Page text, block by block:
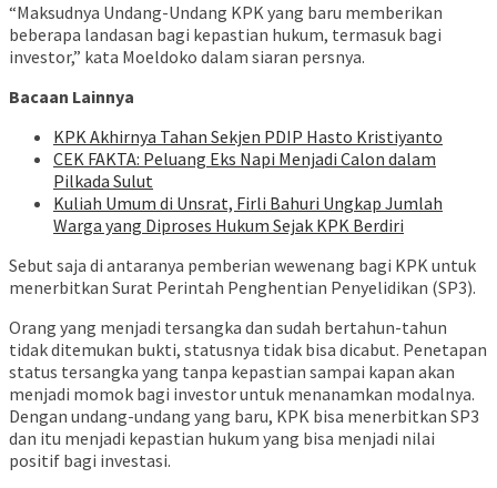
“Maksudnya Undang-Undang KPK yang baru memberikan
beberapa landasan bagi kepastian hukum, termasuk bagi
investor,” kata Moeldoko dalam siaran persnya.
Bacaan Lainnya
KPK Akhirnya Tahan Sekjen PDIP Hasto Kristiyanto
CEK FAKTA: Peluang Eks Napi Menjadi Calon dalam
Pilkada Sulut
Kuliah Umum di Unsrat, Firli Bahuri Ungkap Jumlah
Warga yang Diproses Hukum Sejak KPK Berdiri
Sebut saja di antaranya pemberian wewenang bagi KPK untuk
menerbitkan Surat Perintah Penghentian Penyelidikan (SP3).
Orang yang menjadi tersangka dan sudah bertahun-tahun
tidak ditemukan bukti, statusnya tidak bisa dicabut. Penetapan
status tersangka yang tanpa kepastian sampai kapan akan
menjadi momok bagi investor untuk menanamkan modalnya.
Dengan undang-undang yang baru, KPK bisa menerbitkan SP3
dan itu menjadi kepastian hukum yang bisa menjadi nilai
positif bagi investasi.